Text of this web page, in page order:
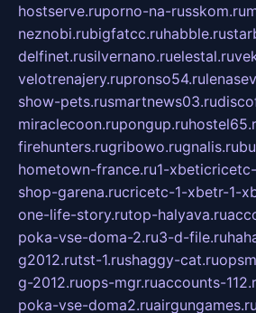
hostserve.ruporno-na-russkom.ru
neznobi.rubigfatcc.ruhabble.ru
delfinet.rusilvernano.ruelestal.ru
velotrenajery.rupronso54.ru
show-pets.rusmartnews03.ru
miraclecoon.rupongup.ru
firehunters.rugribowo.rugnalis.ru
hometown-france.ru1-
shop-garena.rucricetc-1-xbetr-1-
one-life-story.rutop-halyava.ru
poka-vse-doma-2.ru3-d-file.ru
g2012.rutst-1.rushaggy-cat.ru
g-2012.ruops-mgr.ruaccounts-
poka-vse-doma2.ruairgungames.ru